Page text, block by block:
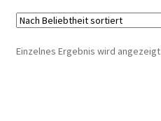
Widerrufsrecht
Kontakt
Einzelnes Ergebnis wird angezeigt